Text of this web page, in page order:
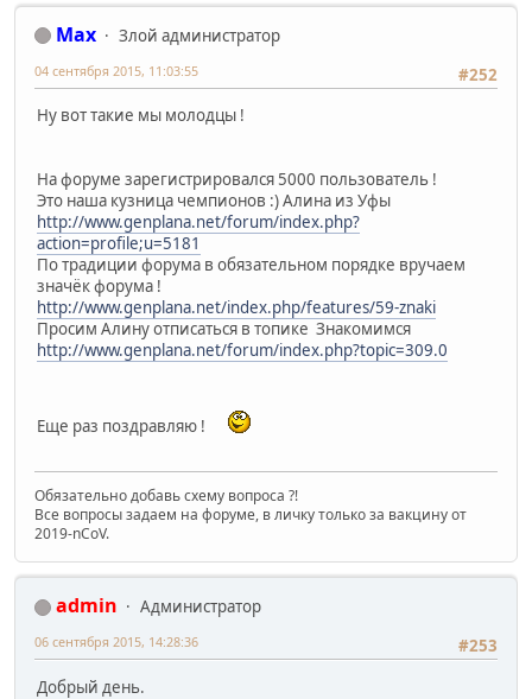
Max
Злой администратор
#252
04 сентября 2015, 11:03:55
Ну вот такие мы молодцы !
На форуме зарегистрировался 5000 пользователь !
Это наша кузница чемпионов :) Алина из Уфы
http://www.genplana.net/forum/index.php?
action=profile;u=5181
По традиции форума в обязательном порядке вручаем
значёк форума !
http://www.genplana.net/index.php/features/59-znaki
Просим Алину отписаться в топике Знакомимся
http://www.genplana.net/forum/index.php?topic=309.0
Еще раз поздравляю !
Обязательно добавь схему вопроса ?!
Все вопросы задаем на форуме, в личку только за вакцину от
2019-nCoV.
admin
Администратор
#253
06 сентября 2015, 14:28:36
Добрый день.